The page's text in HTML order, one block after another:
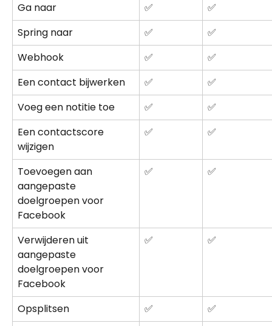
Ga naar
✅
✅
Spring naar
✅
✅
Webhook
✅
✅
Een contact bijwerken
✅
✅
Voeg een notitie toe
✅
✅
Een contactscore
wijzigen
✅ ✅
Toevoegen aan
aangepaste
doelgroepen voor
Facebook
✅ ✅
Verwijderen uit
aangepaste
doelgroepen voor
Facebook
✅ ✅
Opsplitsen ✅
✅